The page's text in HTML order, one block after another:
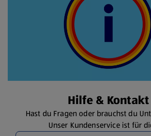
Hilfe & Kontakt
Hast du Fragen oder brauchst du
Unser Kundenservice ist für